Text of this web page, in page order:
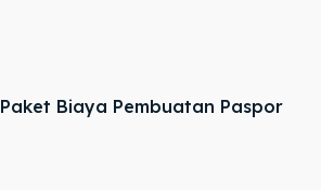
Paket Biaya Pembuatan Paspor